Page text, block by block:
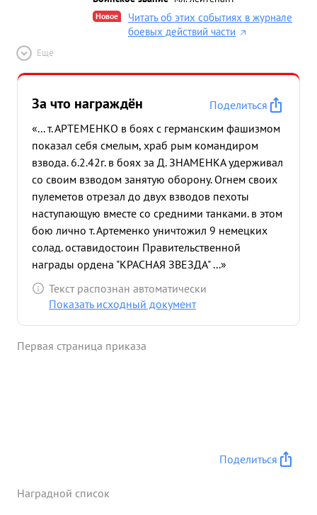
Новое
Читать об этих событиях в журнале
боевых действий части
Ещё
За что награждён
Поделиться
«... т. АРТЕМЕНКО в боях с германским фашизмом
показал себя смелым, храб рым командиром
взвода. 6.2.42г. в боях за Д. ЗНАМЕНКА удерживал
со своим взводом занятую оборону. Огнем своих
пулеметов отрезал до двух взводов пехоты
наступающую вместе со средними танками. в этом
бою лично т. Артеменко уничтожил 9 немецких
солад. оставидостоин Правительственной
награды ордена "КРАСНАЯ ЗВЕЗДА" ...»
Текст распознан автоматически
Показать исходный документ
Первая страница приказа
Поделиться
Наградной список